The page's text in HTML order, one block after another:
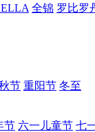
全锦 罗比罗
节 重阳节 冬至
节 六一儿童节 七